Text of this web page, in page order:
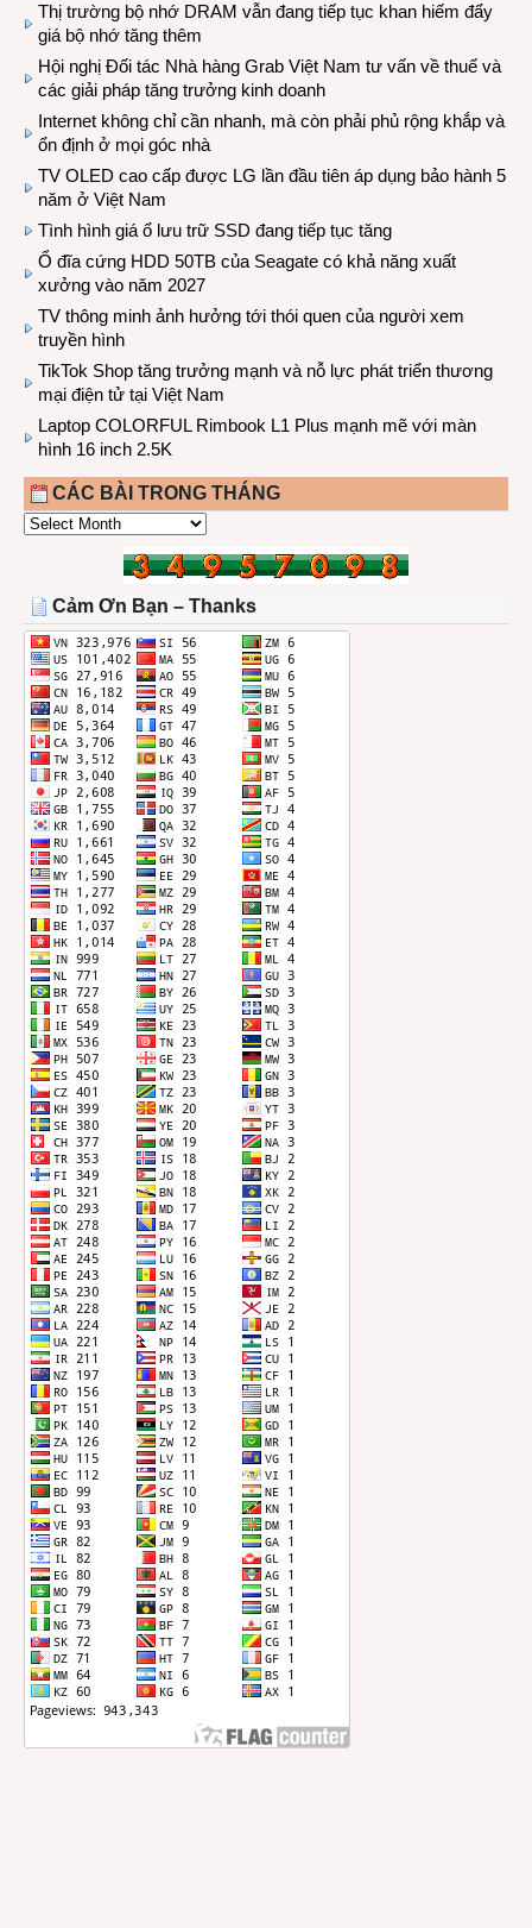
Thị trường bộ nhớ DRAM vẫn đang tiếp tục khan hiếm đẩy
giá bộ nhớ tăng thêm
Hội nghị Đối tác Nhà hàng Grab Việt Nam tư vấn về thuế và
các giải pháp tăng trưởng kinh doanh
Internet không chỉ cần nhanh, mà còn phải phủ rộng khắp và
ổn định ở mọi góc nhà
TV OLED cao cấp được LG lần đầu tiên áp dụng bảo hành 5
năm ở Việt Nam
Tình hình giá ổ lưu trữ SSD đang tiếp tục tăng
Ổ đĩa cứng HDD 50TB của Seagate có khả năng xuất
xưởng vào năm 2027
TV thông minh ảnh hưởng tới thói quen của người xem
truyền hình
TikTok Shop tăng trưởng mạnh và nỗ lực phát triển thương
mại điện tử tại Việt Nam
Laptop COLORFUL Rimbook L1 Plus mạnh mẽ với màn
hình 16 inch 2.5K
CÁC BÀI TRONG THÁNG
CÁC
THÁNG
Cảm Ơn Bạn – Thanks